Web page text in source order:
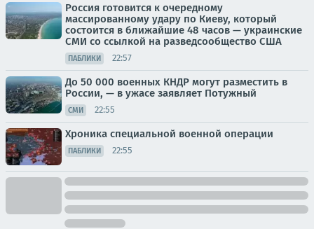
Россия готовится к очередному
массированному удару по Киеву, который
состоится в ближайшие 48 часов — украинские
СМИ со ссылкой на разведсообщество США
ПАБЛИКИ 22:57
До 50 000 военных КНДР могут разместить в
России, — в ужасе заявляет Потужный
СМИ 22:55
Хроника специальной военной операции
ПАБЛИКИ 22:55